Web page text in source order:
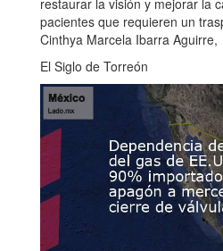
pacientes que requieren un
Cinthya Marcela Ibarra Aguirre,
El Siglo de Torreón